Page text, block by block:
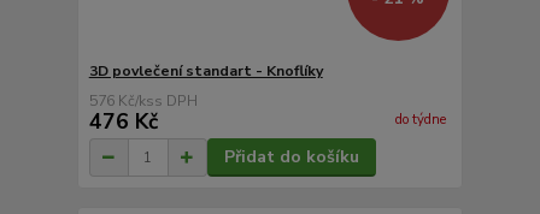
3D povlečení standart - Knoflíky
576 Kč/ks
476 Kč do týdne
Přidat do košíku